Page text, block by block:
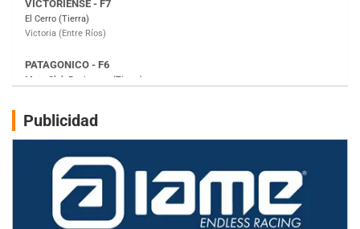
Moto Club Reginense (Tierra)
Gral. E. Godoy (Río Negro)
Juventud Unida (Tierra)
NORESTE SANTAFESINO - F6
Ciudad de Avellaneda (Asfalto)
Avellaneda (Santa Fe)
SUR SANTAFESINO - F4
José Samuel Sánchez (Tierra)
Rufino (Santa Fe)
Publicidad